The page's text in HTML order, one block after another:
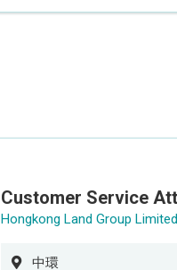
Hongkong Land Group Limited
中環